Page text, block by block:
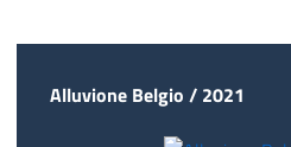
Alluvione Belgio / 2021